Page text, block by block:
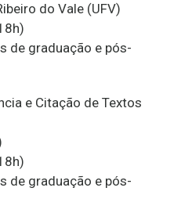
do Vale (UFV)
de graduação e pós-
e Citação de Textos
de graduação e pós-